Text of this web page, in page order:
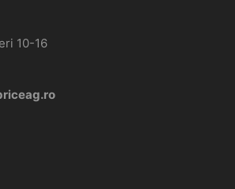
10-16